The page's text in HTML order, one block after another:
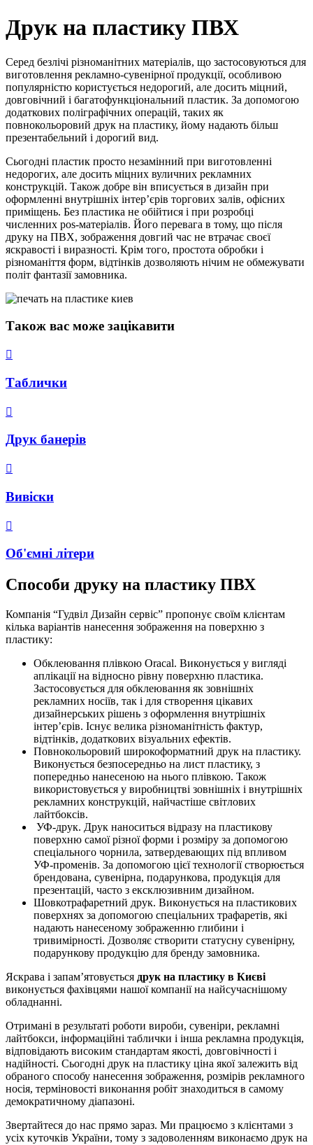
Друк на пластику ПВХ
Серед безлічі різноманітних матеріалів, що застосовуються для
виготовлення рекламно-сувенірної продукції, особливою
популярністю користується недорогий, але досить міцний,
довговічний і багатофункціональний пластик. За допомогою
додаткових поліграфічних операцій, таких як
повнокольоровий друк на пластику, йому надають більш
презентабельний і дорогий вид.
Сьогодні пластик просто незамінний при виготовленні
недорогих, але досить міцних вуличних рекламних
конструкцій. Також добре він вписується в дизайн при
оформленні внутрішніх інтер’єрів торгових залів, офісних
приміщень. Без пластика не обійтися і при розробці
численних pos-матеріалів. Його перевага в тому, що після
друку на ПВХ, зображення довгий час не втрачає своєї
яскравості і виразності. Крім того, простота обробки і
різноманіття форм, відтінків дозволяють нічим не обмежувати
політ фантазії замовника.
Також вас може зацікавити
Таблички
Друк банерів
Вивіски
Об'ємні літери
Способи друку на пластику ПВХ
Компанія “Гудвіл Дизайн сервіс” пропонує своїм клієнтам
кілька варіантів нанесення зображення на поверхню з
пластику:
Обклеювання плівкою Oracal. Виконується у вигляді
аплікації на відносно рівну поверхню пластика.
Застосовується для обклеювання як зовнішніх
рекламних носіїв, так і для створення цікавих
дизайнерських рішень з оформлення внутрішніх
інтер’єрів. Існує велика різноманітність фактур,
відтінків, додаткових візуальних ефектів.
Повнокольоровий широкоформатний друк на пластику.
Виконується безпосередньо на лист пластику, з
попередньо нанесеною на нього плівкою. Також
використовується у виробництві зовнішніх і внутрішніх
рекламних конструкцій, найчастіше світлових
лайтбоксів.
УФ-друк. Друк наноситься відразу на пластикову
поверхню самої різної форми і розміру за допомогою
спеціального чорнила, затвердевающих під впливом
УФ-променів. За допомогою цієї технології створюється
брендована, сувенірна, подарункова, продукція для
презентацій, часто з ексклюзивним дизайном.
Шовкотрафаретний друк. Виконується на пластикових
поверхнях за допомогою спеціальних трафаретів, які
надають нанесеному зображенню глибини і
тривимірності. Дозволяє створити статусну сувенірну,
подарункову продукцію для бренду замовника.
Яскрава і запам’ятовується друк на пластику в Києві
виконується фахівцями нашої компанії на найсучаснішому
обладнанні.
Отримані в результаті роботи вироби, сувеніри, рекламні
лайтбокси, інформаційні таблички і інша рекламна продукція,
відповідають високим стандартам якості, довговічності і
надійності. Сьогодні друк на пластику ціна якої залежить від
обраного способу нанесення зображення, розмірів рекламного
носія, терміновості виконання робіт знаходиться в самому
демократичному діапазоні.
Звертайтеся до нас прямо зараз. Ми працюємо з клієнтами з
усіх куточків України, тому з задоволенням виконаємо друк на